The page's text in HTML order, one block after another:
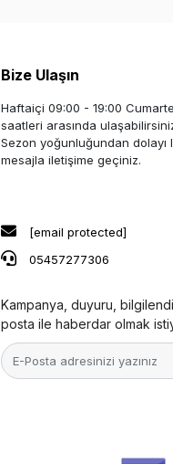
Bize Ulaşın
Haftaiçi 09:00 - 19:00
saatleri arasında
Sezon yoğunluğundan
mesajla iletişime geçiniz.
[email protected]
05457277306
Kampanya, duyuru,
posta ile haberdar olmak